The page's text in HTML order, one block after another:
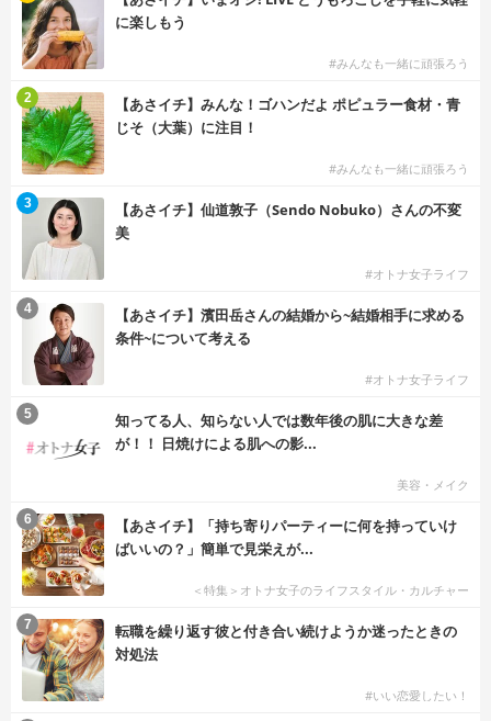
に楽しもう
#みんなも一緒に頑張ろう
【あさイチ】みんな！ゴハンだよ ポピュラー食材・青
じそ（大葉）に注目！
#みんなも一緒に頑張ろう
2
【あさイチ】仙道敦子（Sendo Nobuko）さんの不変
美
#オトナ女子ライフ
3
【あさイチ】濱田岳さんの結婚から~結婚相手に求める
条件~について考える
#オトナ女子ライフ
4
知ってる人、知らない人では数年後の肌に大きな差
が！！ 日焼けによる肌への影...
美容・メイク
5
【あさイチ】「持ち寄りパーティーに何を持っていけ
ばいいの？」簡単で見栄えが...
＜特集＞オトナ女子のライフスタイル・カルチャー
6
転職を繰り返す彼と付き合い続けようか迷ったときの
対処法
#いい恋愛したい！
7